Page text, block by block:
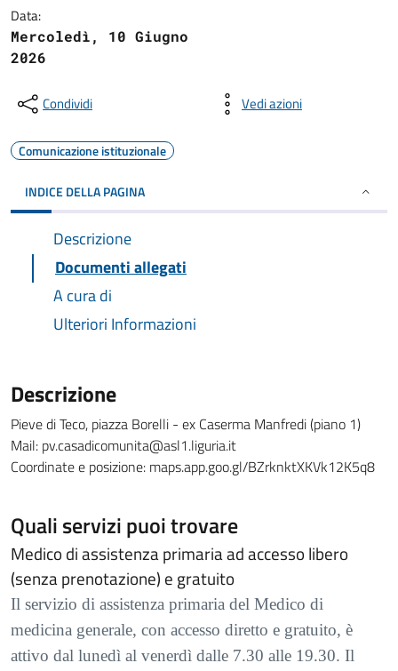
Data:
Mercoledì, 10 Giugno
2026
Condividi Vedi azioni
Comunicazione istituzionale
INDICE DELLA PAGINA
Descrizione
Documenti allegati
A cura di
Ulteriori Informazioni
Descrizione
Pieve di Teco, piazza Borelli - ex Caserma Manfredi (piano 1)
Mail: pv.casadicomunita@asl1.liguria.it
Coordinate e posizione: maps.app.goo.gl/BZrknktXKVk12K5q8
Quali servizi puoi trovare
Medico di assistenza primaria ad accesso libero
(senza prenotazione) e gratuito
Il servizio di assistenza primaria del Medico di
medicina generale, con accesso diretto e gratuito, è
attivo dal lunedì al venerdì dalle 7.30 alle 19.30. Il